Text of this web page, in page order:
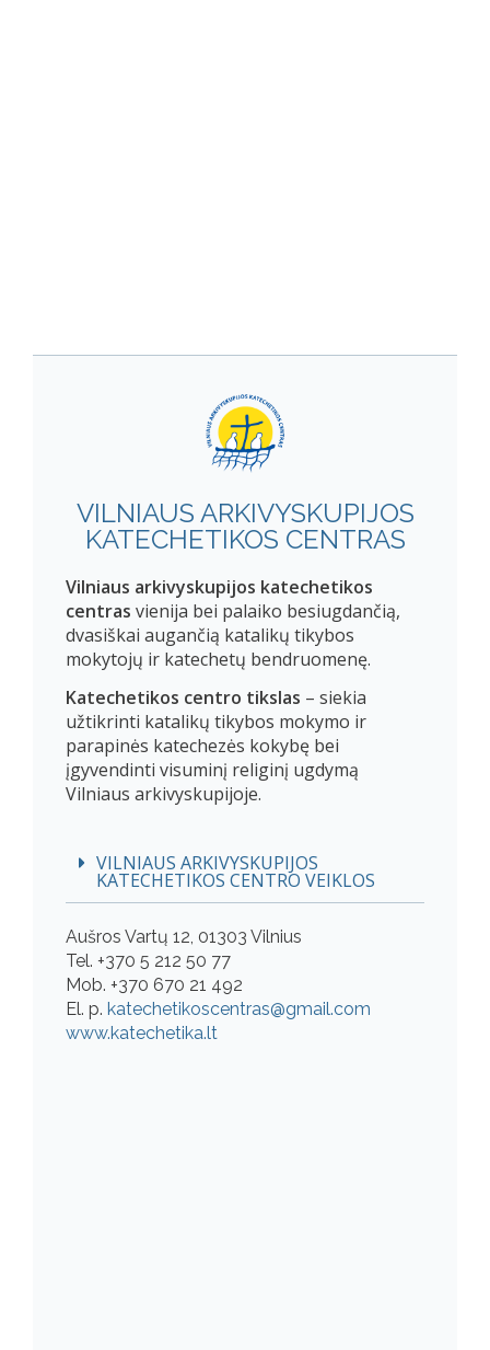
VILNIAUS ARKIVYSKUPIJOS
KATECHETIKOS CENTRAS
Vilniaus arkivyskupijos katechetikos
centras vienija bei palaiko besiugdančią,
dvasiškai augančią katalikų tikybos
mokytojų ir katechetų bendruomenę.
Katechetikos centro tikslas – siekia
užtikrinti katalikų tikybos mokymo ir
parapinės katechezės kokybę bei
įgyvendinti visuminį religinį ugdymą
Vilniaus arkivyskupijoje.
VILNIAUS ARKIVYSKUPIJOS
KATECHETIKOS CENTRO VEIKLOS
Aušros Vartų 12, 01303 Vilnius
Tel. +370 5 212 50 77
Mob. +370 670 21 492
El. p. katechetikoscentras@gmail.com
www.katechetika.lt